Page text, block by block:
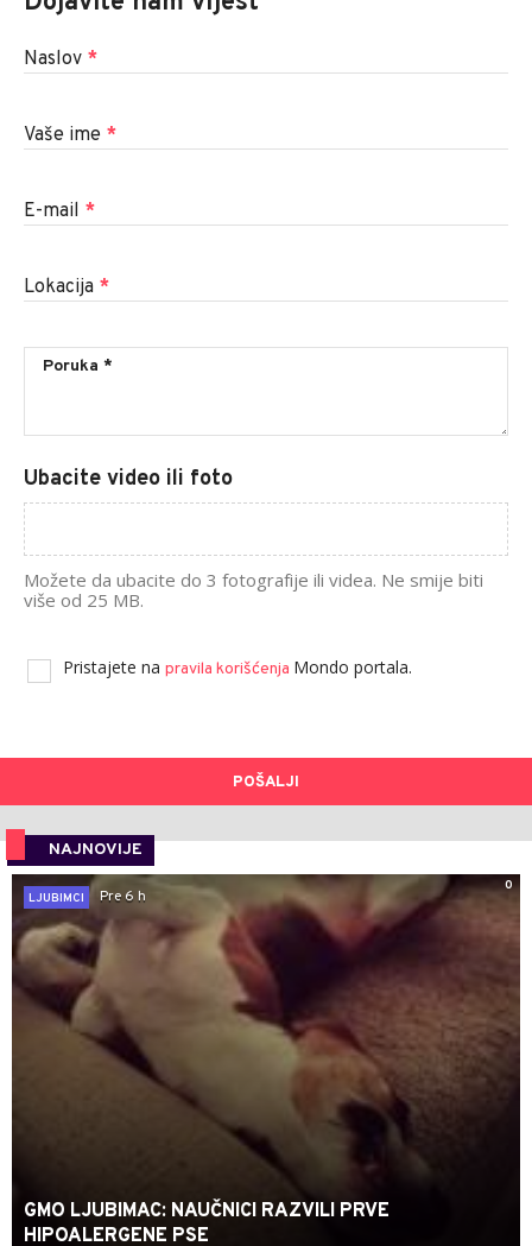
Naslov *
Vaše ime *
E-mail *
Lokacija *
Ubacite video ili foto
Možete da ubacite do 3 fotografije ili videa. Ne smije biti
više od 25 MB.
Pristajete na pravila korišćenja Mondo portala.
POŠALJI
NAJNOVIJE
0
LJUBIMCI
Pre 6 h
GMO LJUBIMAC: NAUČNICI RAZVILI PRVE
HIPOALERGENE PSE